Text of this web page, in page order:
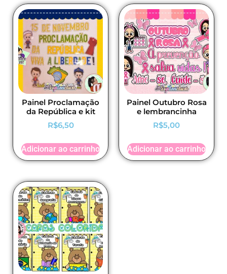
Painel Proclamação
da República e kit
R$6,50
Adicionar ao carrinho
Painel Outubro Rosa
e lembrancinha
R$5,00
Adicionar ao carrinho